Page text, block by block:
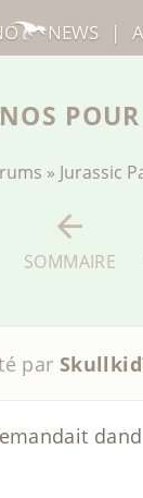
» Jurassic
SOMMAIRE
par
NEWS |